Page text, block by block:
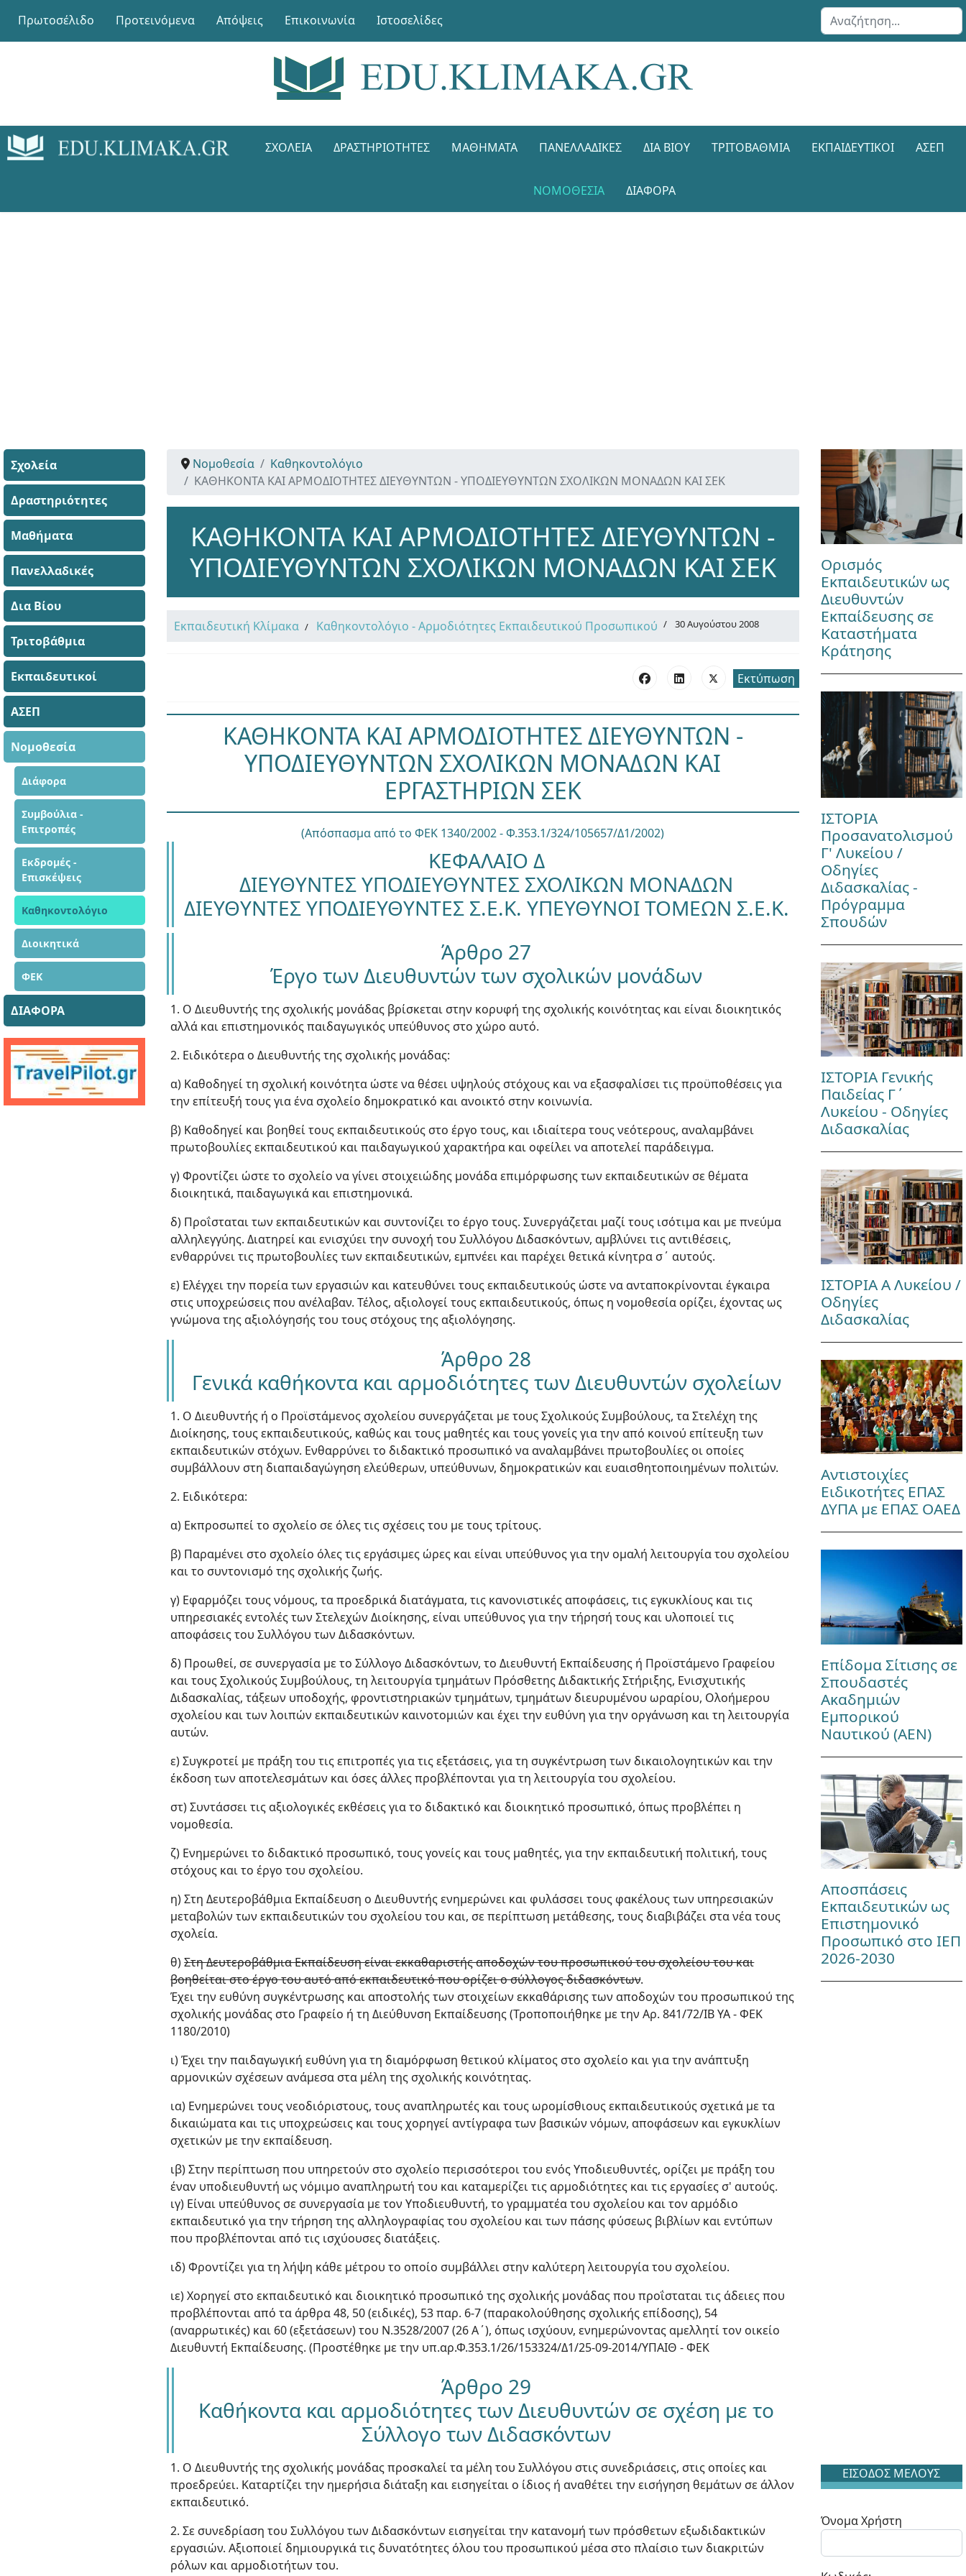
Πρωτοσέλιδο Προτεινόμενα Απόψεις Επικοινωνία Ιστοσελίδες Αναζήτηση...
ΣΧΟΛΕΊΑ ΔΡΑΣΤΗΡΙΌΤΗΤΕΣ ΜΑΘΉΜΑΤΑ ΠΑΝΕΛΛΑΔΙΚΈΣ ΔΙΑ ΒΊΟΥ ΤΡΙΤΟΒΆΘΜΙΑ ΕΚΠΑΙΔΕΥΤΙΚΟΊ ΑΣΕΠ
ΝΟΜΟΘΕΣΊΑ ΔΙΑΦΟΡΑ
Σχολεία
Δραστηριότητες
Μαθήματα
Πανελλαδικές
Δια Βίου
Τριτοβάθμια
Εκπαιδευτικοί
ΑΣΕΠ
Νομοθεσία
Διάφορα
Συμβούλια -
Επιτροπές
Εκδρομές -
Επισκέψεις
Καθηκοντολόγιο
Διοικητικά
ΦΕΚ
ΔΙΑΦΟΡΑ
Νομοθεσία
Καθηκοντολόγιο
ΚΑΘΗΚΟΝΤΑ ΚΑΙ ΑΡΜΟΔΙΟΤΗΤΕΣ ΔΙΕΥΘΥΝΤΩΝ - ΥΠΟΔΙΕΥΘΥΝΤΩΝ ΣΧΟΛΙΚΩΝ ΜΟΝΑΔΩΝ ΚΑΙ ΣΕΚ
ΚΑΘΗΚΟΝΤΑ ΚΑΙ ΑΡΜΟΔΙΟΤΗΤΕΣ ΔΙΕΥΘΥΝΤΩΝ -
ΥΠΟΔΙΕΥΘΥΝΤΩΝ ΣΧΟΛΙΚΩΝ ΜΟΝΑΔΩΝ ΚΑΙ ΣΕΚ
Εκπαιδευτική Κλίμακα Καθηκοντολόγιο - Αρμοδιότητες Εκπαιδευτικού Προσωπικού 30 Αυγούστου 2008
Εκτύπωση
ΚΑΘΗΚΟΝΤΑ ΚΑΙ ΑΡΜΟΔΙΟΤΗΤΕΣ ΔΙΕΥΘΥΝΤΩΝ -
ΥΠΟΔΙΕΥΘΥΝΤΩΝ ΣΧΟΛΙΚΩΝ ΜΟΝΑΔΩΝ ΚΑΙ
ΕΡΓΑΣΤΗΡΙΩΝ ΣΕΚ
(Απόσπασμα από το ΦΕΚ 1340/2002 - Φ.353.1/324/105657/Δ1/2002)
ΚΕΦΑΛΑΙΟ Δ
ΔΙΕΥΘΥΝΤΕΣ ΥΠΟΔΙΕΥΘΥΝΤΕΣ ΣΧΟΛΙΚΩΝ ΜΟΝΑΔΩΝ
ΔΙΕΥΘΥΝΤΕΣ ΥΠΟΔΙΕΥΘΥΝΤΕΣ Σ.Ε.Κ. ΥΠΕΥΘΥΝΟΙ ΤΟΜΕΩΝ Σ.Ε.Κ.
Άρθρο 27
Έργο των Διευθυντών των σχολικών μονάδων
1. Ο Διευθυντής της σχολικής μονάδας βρίσκεται στην κορυφή της σχολικής κοινότητας και είναι διοικητικός
αλλά και επιστημονικός παιδαγωγικός υπεύθυνος στο χώρο αυτό.
2. Ειδικότερα ο Διευθυντής της σχολικής μονάδας:
α) Καθοδηγεί τη σχολική κοινότητα ώστε να θέσει υψηλούς στόχους και να εξασφαλίσει τις προϋποθέσεις για
την επίτευξή τους για ένα σχολείο δημοκρατικό και ανοικτό στην κοινωνία.
β) Καθοδηγεί και βοηθεί τους εκπαιδευτικούς στο έργο τους, και ιδιαίτερα τους νεότερους, αναλαμβάνει
πρωτοβουλίες εκπαιδευτικού και παιδαγωγικού χαρακτήρα και οφείλει να αποτελεί παράδειγμα.
γ) Φροντίζει ώστε το σχολείο να γίνει στοιχειώδης μονάδα επιμόρφωσης των εκπαιδευτικών σε θέματα
διοικητικά, παιδαγωγικά και επιστημονικά.
δ) Προΐσταται των εκπαιδευτικών και συντονίζει το έργο τους. Συνεργάζεται μαζί τους ισότιμα και με πνεύμα
αλληλεγγύης. Διατηρεί και ενισχύει την συνοχή του Συλλόγου Διδασκόντων, αμβλύνει τις αντιθέσεις,
ενθαρρύνει τις πρωτοβουλίες των εκπαιδευτικών, εμπνέει και παρέχει θετικά κίνητρα σ΄ αυτούς.
ε) Ελέγχει την πορεία των εργασιών και κατευθύνει τους εκπαιδευτικούς ώστε να ανταποκρίνονται έγκαιρα
στις υποχρεώσεις που ανέλαβαν. Τέλος, αξιολογεί τους εκπαιδευτικούς, όπως η νομοθεσία ορίζει, έχοντας ως
γνώμονα της αξιολόγησής του τους στόχους της αξιολόγησης.
Άρθρο 28
Γενικά καθήκοντα και αρμοδιότητες των Διευθυντών σχολείων
1. Ο Διευθυντής ή ο Προϊστάμενος σχολείου συνεργάζεται με τους Σχολικούς Συμβούλους, τα Στελέχη της
Διοίκησης, τους εκπαιδευτικούς, καθώς και τους μαθητές και τους γονείς για την από κοινού επίτευξη των
εκπαιδευτικών στόχων. Ενθαρρύνει το διδακτικό προσωπικό να αναλαμβάνει πρωτοβουλίες οι οποίες
συμβάλλουν στη διαπαιδαγώγηση ελεύθερων, υπεύθυνων, δημοκρατικών και ευαισθητοποιημένων πολιτών.
2. Ειδικότερα:
α) Εκπροσωπεί το σχολείο σε όλες τις σχέσεις του με τους τρίτους.
β) Παραμένει στο σχολείο όλες τις εργάσιμες ώρες και είναι υπεύθυνος για την ομαλή λειτουργία του σχολείου
και το συντονισμό της σχολικής ζωής.
γ) Εφαρμόζει τους νόμους, τα προεδρικά διατάγματα, τις κανονιστικές αποφάσεις, τις εγκυκλίους και τις
υπηρεσιακές εντολές των Στελεχών Διοίκησης, είναι υπεύθυνος για την τήρησή τους και υλοποιεί τις
αποφάσεις του Συλλόγου των Διδασκόντων.
δ) Προωθεί, σε συνεργασία με το Σύλλογο Διδασκόντων, το Διευθυντή Εκπαίδευσης ή Προϊστάμενο Γραφείου
και τους Σχολικούς Συμβούλους, τη λειτουργία τμημάτων Πρόσθετης Διδακτικής Στήριξης, Ενισχυτικής
Διδασκαλίας, τάξεων υποδοχής, φροντιστηριακών τμημάτων, τμημάτων διευρυμένου ωραρίου, Ολοήμερου
σχολείου και των λοιπών εκπαιδευτικών καινοτομιών και έχει την ευθύνη για την οργάνωση και τη λειτουργία
αυτών.
ε) Συγκροτεί με πράξη του τις επιτροπές για τις εξετάσεις, για τη συγκέντρωση των δικαιολογητικών και την
έκδοση των αποτελεσμάτων και όσες άλλες προβλέπονται για τη λειτουργία του σχολείου.
στ) Συντάσσει τις αξιολογικές εκθέσεις για το διδακτικό και διοικητικό προσωπικό, όπως προβλέπει η
νομοθεσία.
ζ) Ενημερώνει το διδακτικό προσωπικό, τους γονείς και τους μαθητές, για την εκπαιδευτική πολιτική, τους
στόχους και το έργο του σχολείου.
η) Στη Δευτεροβάθμια Εκπαίδευση ο Διευθυντής ενημερώνει και φυλάσσει τους φακέλους των υπηρεσιακών
μεταβολών των εκπαιδευτικών του σχολείου του και, σε περίπτωση μετάθεσης, τους διαβιβάζει στα νέα τους
σχολεία.
θ)Στη Δευτεροβάθμια Εκπαίδευση είναι εκκαθαριστής αποδοχών του προσωπικού του σχολείου του και
βοηθείται στο έργο του αυτό από εκπαιδευτικό που ορίζει ο σύλλογος διδασκόντων.
Έχει την ευθύνη συγκέντρωσης και αποστολής των στοιχείων εκκαθάρισης των αποδοχών του προσωπικού της
σχολικής μονάδας στο Γραφείο ή τη Διεύθυνση Εκπαίδευσης (Τροποποιήθηκε με την Αρ. 841/72/ΙΒ ΥΑ - ΦΕΚ
1180/2010)
ι) Έχει την παιδαγωγική ευθύνη για τη διαμόρφωση θετικού κλίματος στο σχολείο και για την ανάπτυξη
αρμονικών σχέσεων ανάμεσα στα μέλη της σχολικής κοινότητας.
ια) Ενημερώνει τους νεοδιόριστους, τους αναπληρωτές και τους ωρομίσθιους εκπαιδευτικούς σχετικά με τα
δικαιώματα και τις υποχρεώσεις και τους χορηγεί αντίγραφα των βασικών νόμων, αποφάσεων και εγκυκλίων
σχετικών με την εκπαίδευση.
ιβ) Στην περίπτωση που υπηρετούν στο σχολείο περισσότεροι του ενός Υποδιευθυντές, ορίζει με πράξη του
έναν υποδιευθυντή ως νόμιμο αναπληρωτή του και καταμερίζει τις αρμοδιότητες και τις εργασίες σ' αυτούς.
ιγ) Είναι υπεύθυνος σε συνεργασία με τον Υποδιευθυντή, το γραμματέα του σχολείου και τον αρμόδιο
εκπαιδευτικό για την τήρηση της αλληλογραφίας του σχολείου και των πάσης φύσεως βιβλίων και εντύπων
που προβλέπονται από τις ισχύουσες διατάξεις.
ιδ) Φροντίζει για τη λήψη κάθε μέτρου το οποίο συμβάλλει στην καλύτερη λειτουργία του σχολείου.
ιε) Χορηγεί στο εκπαιδευτικό και διοικητικό προσωπικό της σχολικής μονάδας που προΐσταται τις άδειες που
προβλέπονται από τα άρθρα 48, 50 (ειδικές), 53 παρ. 6-7 (παρακολούθησης σχολικής επίδοσης), 54
(αναρρωτικές) και 60 (εξετάσεων) του Ν.3528/2007 (26 Α΄), όπως ισχύουν, ενημερώνοντας αμελλητί τον οικείο
Διευθυντή Εκπαίδευσης. (Προστέθηκε με την υπ.αρ.Φ.353.1/26/153324/Δ1/25-09-2014/ΥΠΑΙΘ - ΦΕΚ
Άρθρο 29
Καθήκοντα και αρμοδιότητες των Διευθυντών σε σχέση με το
Σύλλογο των Διδασκόντων
1. Ο Διευθυντής της σχολικής μονάδας προσκαλεί τα μέλη του Συλλόγου στις συνεδριάσεις, στις οποίες και
προεδρεύει. Καταρτίζει την ημερήσια διάταξη και εισηγείται ο ίδιος ή αναθέτει την εισήγηση θεμάτων σε άλλον
εκπαιδευτικό.
2. Σε συνεδρίαση του Συλλόγου των Διδασκόντων εισηγείται την κατανομή των πρόσθετων εξωδιδακτικών
εργασιών. Αξιοποιεί δημιουργικά τις δυνατότητες όλου του προσωπικού μέσα στο πλαίσιο των διακριτών
ρόλων και αρμοδιοτήτων του.
Ορισμός
Εκπαιδευτικών ως
Διευθυντών
Εκπαίδευσης σε
Καταστήματα
Κράτησης
ΙΣΤΟΡΙΑ
Προσανατολισμού
Γ' Λυκείου /
Οδηγίες
Διδασκαλίας -
Πρόγραμμα
Σπουδών
ΙΣΤΟΡΙΑ Γενικής
Παιδείας Γ΄
Λυκείου - Οδηγίες
Διδασκαλίας
ΙΣΤΟΡΙΑ Α Λυκείου /
Οδηγίες
Διδασκαλίας
Αντιστοιχίες
Ειδικοτήτες ΕΠΑΣ
ΔΥΠΑ με ΕΠΑΣ ΟΑΕΔ
Επίδομα Σίτισης σε
Σπουδαστές
Ακαδημιών
Εμπορικού
Ναυτικού (ΑΕΝ)
Αποσπάσεις
Εκπαιδευτικών ως
Επιστημονικό
Προσωπικό στο ΙΕΠ
2026-2030
ΕΙΣΟΔΟΣ ΜΕΛΟΥΣ
Όνομα Χρήστη